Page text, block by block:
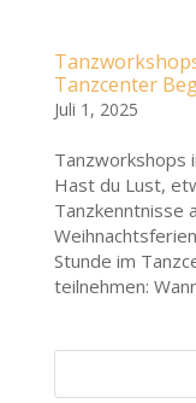
Tanzcenter
Juli 1, 2025
Tanzworkshops
Hast du Lust,
Tanzkenntnisse
Stunde im
teilnehmen: